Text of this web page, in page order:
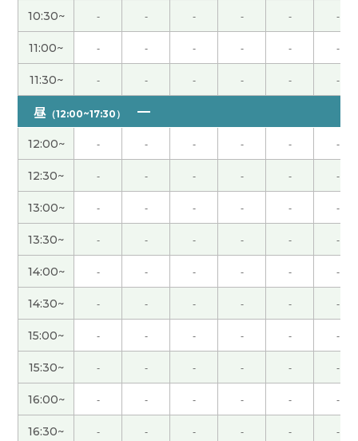
谢谢老师，这节课也很有意思。 我也这么想，我去
旅行的时候经常一个人去。 一个人更放松，计划也
可以自己决定。 所以我很明白老师说的意思。 我期
待能和老师再聊，下次再见。( 50代 男性 )
谢谢老师，我很高兴能和您一起聊天。 这节课上很
有趣能听到旅行的故事。 老师去过日本各种各样的
地方，所以很了解日本的事情。 我很期待下节课，
下次见。
謝謝！ ( 40代 女性 )
今日もレッスンをしていただきありがとうござい
ました。先生とのレッスンをお休みしている間も
勉強を毎日していました。一人で勉強していると、
わからないことがたくさん出てくるので、たくさん
質問しようと思います。また明日からよろしくお願
いします。( 40代 女性 )
好久不见，谢谢上课。我觉得福冈的食物什么都好
吃。生活环境也不错，交通方便，我欢迎来你九州
旅游！下次见。
( 40代 男性 )
10:30~ - - - - - -
11:00~ - - - - - -
11:30~ - - - - - -
昼 （12:00~17:30）
12:00~ - - - - - -
12:30~ - - - - - -
13:00~ - - - - - -
13:30~ - - - - - -
14:00~ - - - - - -
14:30~ - - - - - -
15:00~ - - - - - -
15:30~ - - - - - -
16:00~ - - - - - -
16:30~ - - - - - -